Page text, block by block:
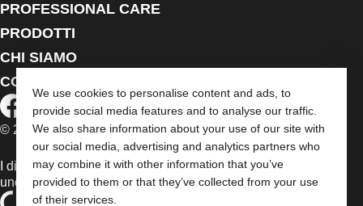
We use cookies to personalise content and ads, to
provide social media features and to analyse our traffic.
We also share information about your use of our site with
our social media, advertising and analytics partners who
may combine it with other information that you’ve
provided to them or that they’ve collected from your use
of their services.
PROFESSIONAL CARE
PRODOTTI
CHI SIAMO
CONTATTACI
© 2026 Dansac A/S. Tutti i diritti riservati.
I dispositivi medici venduti nell’UE sono contrassegnati con
uno dei seguenti simboli, a seconda dei casi